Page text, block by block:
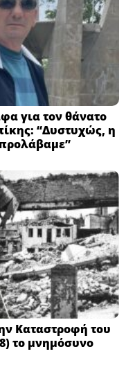
για τον θάνατο
“Δυστυχώς, η
Καταστροφή του
το μνημόσυνο